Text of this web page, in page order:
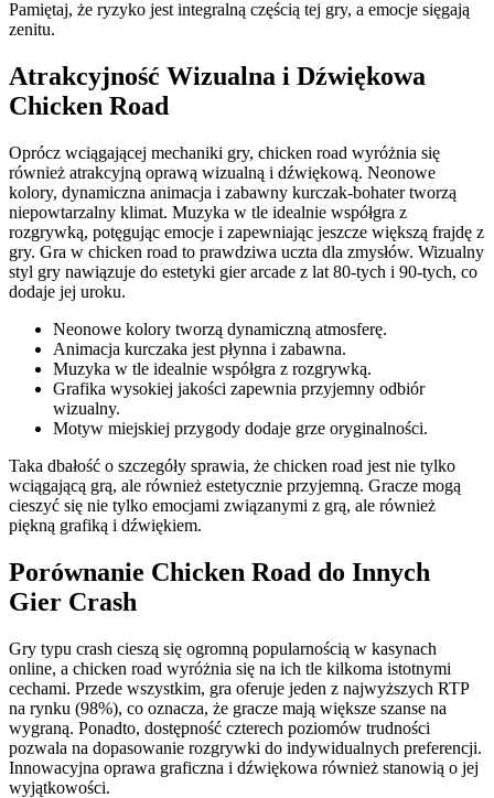
Pamiętaj, że ryzyko jest integralną częścią tej gry, a emocje sięgają
zenitu.
Atrakcyjność Wizualna i Dźwiękowa
Chicken Road
Oprócz wciągającej mechaniki gry, chicken road wyróżnia się
również atrakcyjną oprawą wizualną i dźwiękową. Neonowe
kolory, dynamiczna animacja i zabawny kurczak-bohater tworzą
niepowtarzalny klimat. Muzyka w tle idealnie współgra z
rozgrywką, potęgując emocje i zapewniając jeszcze większą frajdę z
gry. Gra w chicken road to prawdziwa uczta dla zmysłów. Wizualny
styl gry nawiązuje do estetyki gier arcade z lat 80-tych i 90-tych, co
dodaje jej uroku.
Neonowe kolory tworzą dynamiczną atmosferę.
Animacja kurczaka jest płynna i zabawna.
Muzyka w tle idealnie współgra z rozgrywką.
Grafika wysokiej jakości zapewnia przyjemny odbiór
wizualny.
Motyw miejskiej przygody dodaje grze oryginalności.
Taka dbałość o szczegóły sprawia, że chicken road jest nie tylko
wciągającą grą, ale również estetycznie przyjemną. Gracze mogą
cieszyć się nie tylko emocjami związanymi z grą, ale również
piękną grafiką i dźwiękiem.
Porównanie Chicken Road do Innych
Gier Crash
Gry typu crash cieszą się ogromną popularnością w kasynach
online, a chicken road wyróżnia się na ich tle kilkoma istotnymi
cechami. Przede wszystkim, gra oferuje jeden z najwyższych RTP
na rynku (98%), co oznacza, że gracze mają większe szanse na
wygraną. Ponadto, dostępność czterech poziomów trudności
pozwala na dopasowanie rozgrywki do indywidualnych preferencji.
Innowacyjna oprawa graficzna i dźwiękowa również stanowią o jej
wyjątkowości.